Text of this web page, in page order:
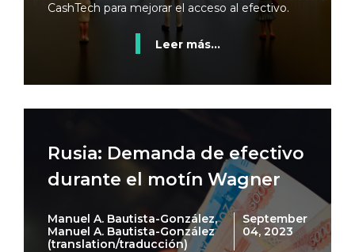
CashTech para mejorar el acceso al efectivo.
Leer más...
Rusia: Demanda de efectivo
durante el motín Wagner
Manuel A. Bautista-González,
Manuel A. Bautista-González
(translation/traducción)
September
04, 2023